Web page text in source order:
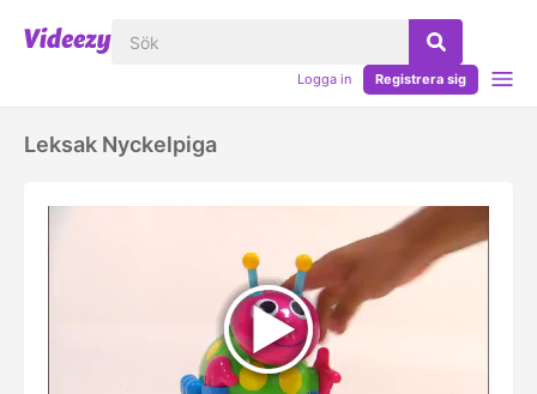
Logga in Registrera sig
Leksak Nyckelpiga